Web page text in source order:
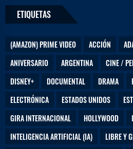
ETIQUETAS
(AMAZON) PRIME VIDEO ACCIÓN
ANIVERSARIO
ARGENTINA CINE /
DISNEY+
DOCUMENTAL DRAMA
ELECTRÓNICA
ESTADOS UNIDOS
GIRA INTERNACIONAL
HOLLYWOOD
INTELIGENCIA ARTIFICIAL (IA)
LIBRE Y